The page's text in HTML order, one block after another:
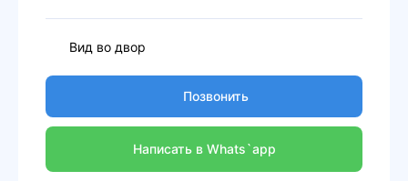
Вид во двор
Позвонить
Написать в Whats`app